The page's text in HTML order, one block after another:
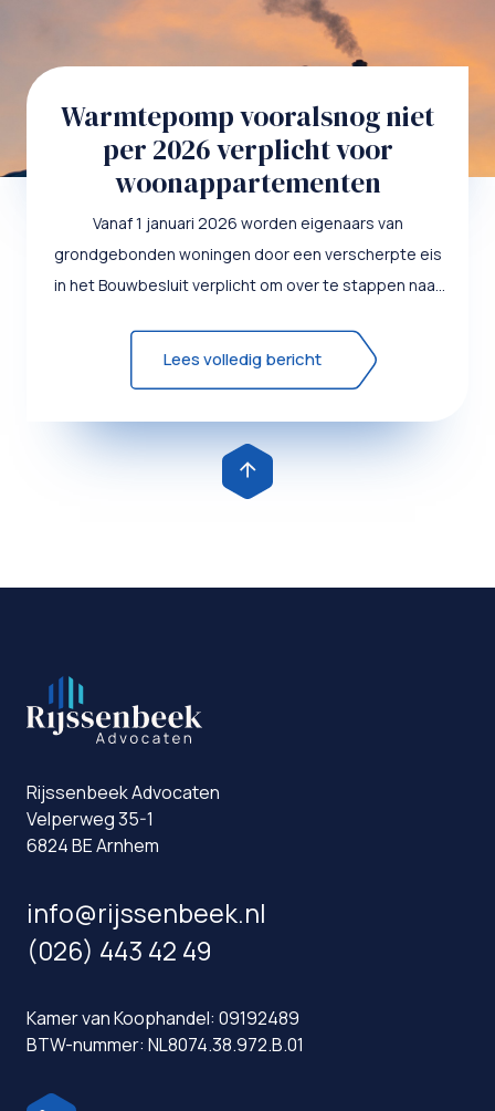
Warmtepomp vooralsnog niet
per 2026 verplicht voor
woonappartementen
Vanaf 1 januari 2026 worden eigenaars van
grondgebonden woningen door een verscherpte eis
in het Bouwbesluit verplicht om over te stappen naar
Lees volledig bericht
Rijssenbeek Advocaten
Velperweg 35-1
6824 BE Arnhem
info@rijssenbeek.nl
(026) 443 42 49
Kamer van Koophandel: 09192489
BTW-nummer: NL8074.38.972.B.01